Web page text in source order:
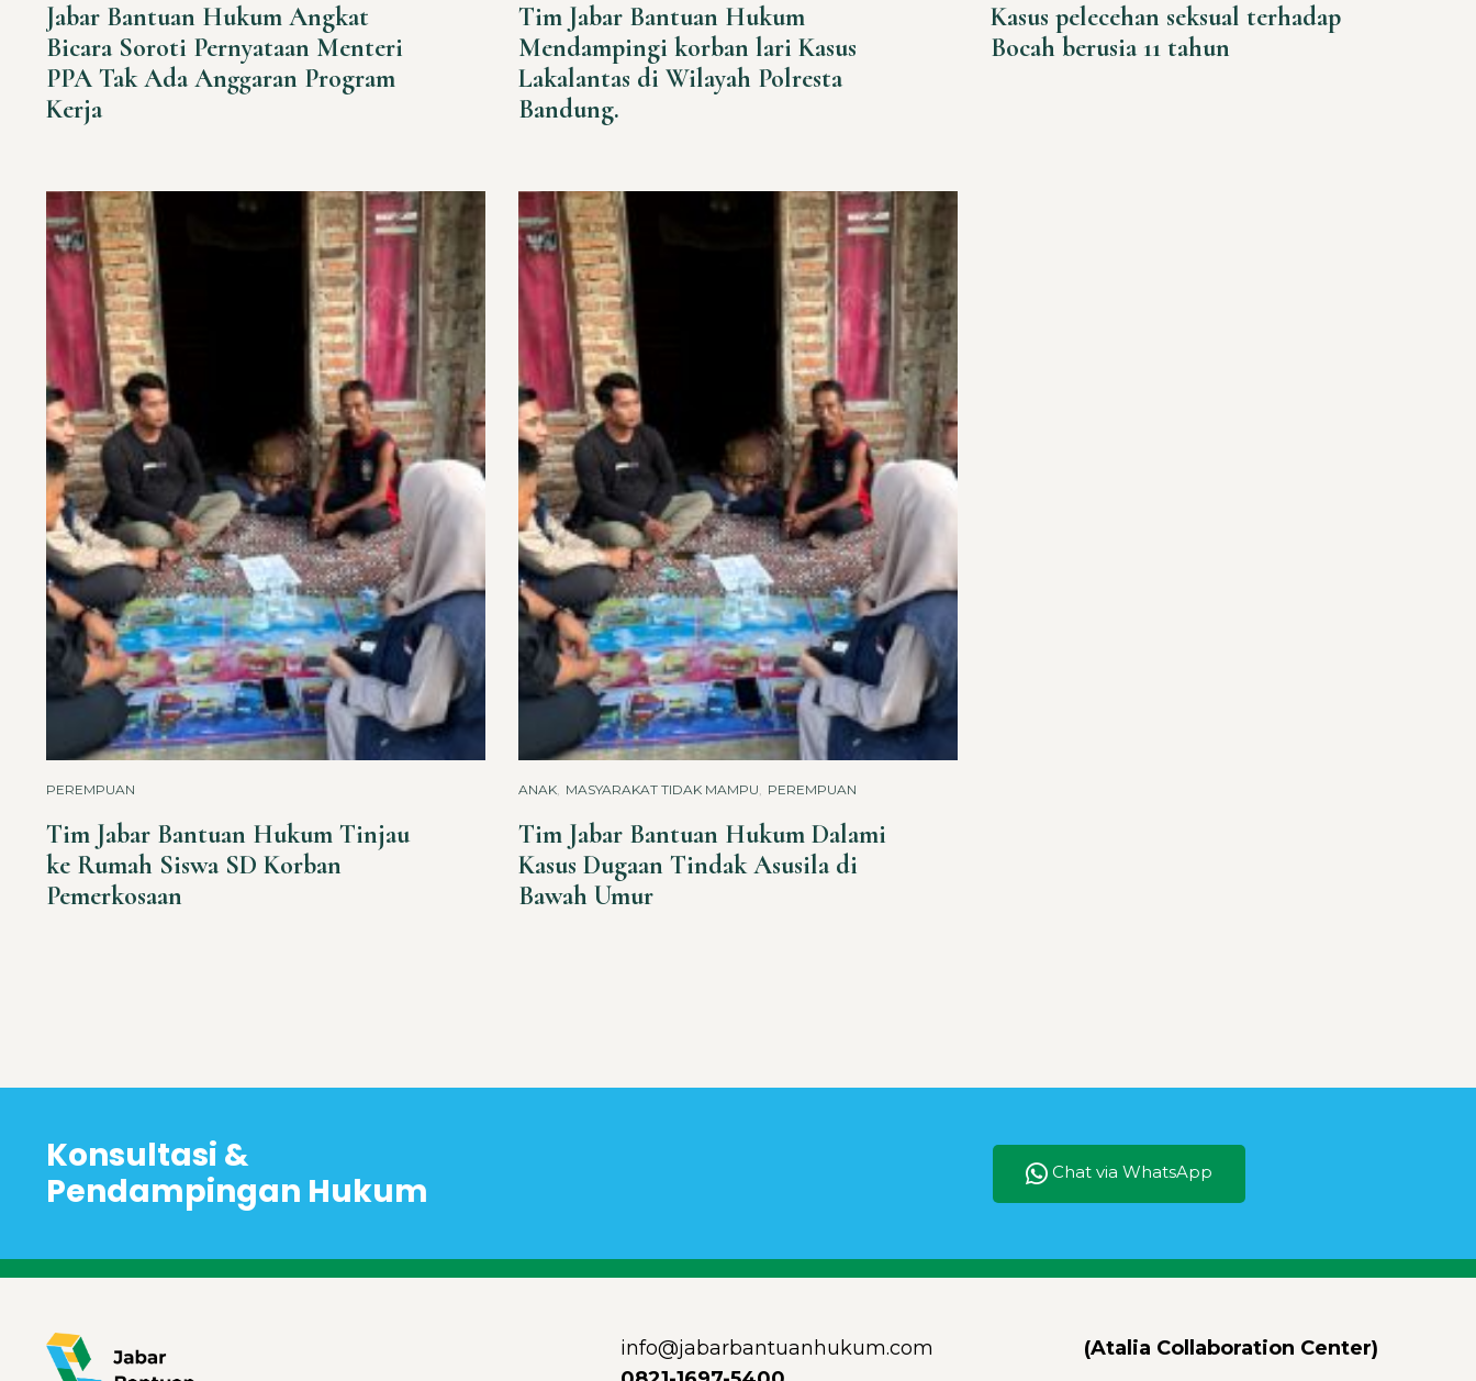
Jabar Bantuan Hukum Angkat
Bicara Soroti Pernyataan Menteri
PPA Tak Ada Anggaran Program
Kerja
Tim Jabar Bantuan Hukum
Mendampingi korban lari Kasus
Lakalantas di Wilayah Polresta
Bandung.
Kasus pelecehan seksual terhadap
Bocah berusia 11 tahun
PEREMPUAN
Tim Jabar Bantuan Hukum Tinjau
ke Rumah Siswa SD Korban
Pemerkosaan
ANAK, MASYARAKAT TIDAK MAMPU, PEREMPUAN
Tim Jabar Bantuan Hukum Dalami
Kasus Dugaan Tindak Asusila di
Bawah Umur
Konsultasi &
Pendampingan Hukum
Chat via WhatsApp
info@jabarbantuanhukum.com
(Atalia Collaboration Center)